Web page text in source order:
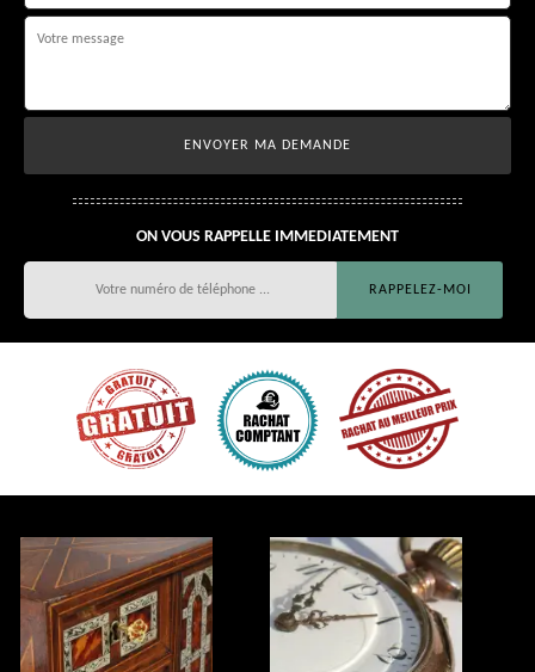
ON VOUS RAPPELLE IMMEDIATEMENT